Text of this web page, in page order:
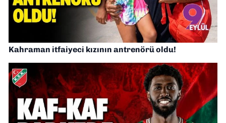
Kahraman itfaiyeci kızının antrenörü oldu!